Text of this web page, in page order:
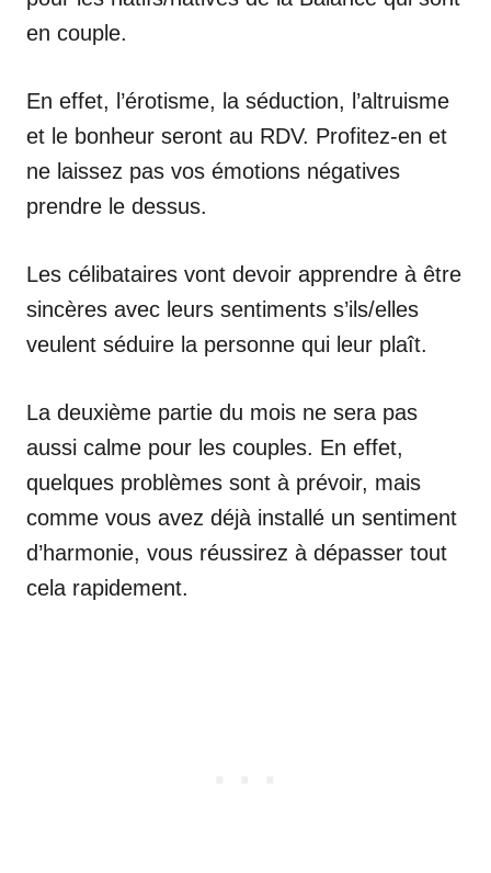
en couple.
En effet, l’érotisme, la séduction, l’altruisme
et le bonheur seront au RDV. Profitez-en et
ne laissez pas vos émotions négatives
prendre le dessus.
Les célibataires vont devoir apprendre à être
sincères avec leurs sentiments s’ils/elles
veulent séduire la personne qui leur plaît.
La deuxième partie du mois ne sera pas
aussi calme pour les couples. En effet,
quelques problèmes sont à prévoir, mais
comme vous avez déjà installé un sentiment
d’harmonie, vous réussirez à dépasser tout
cela rapidement.